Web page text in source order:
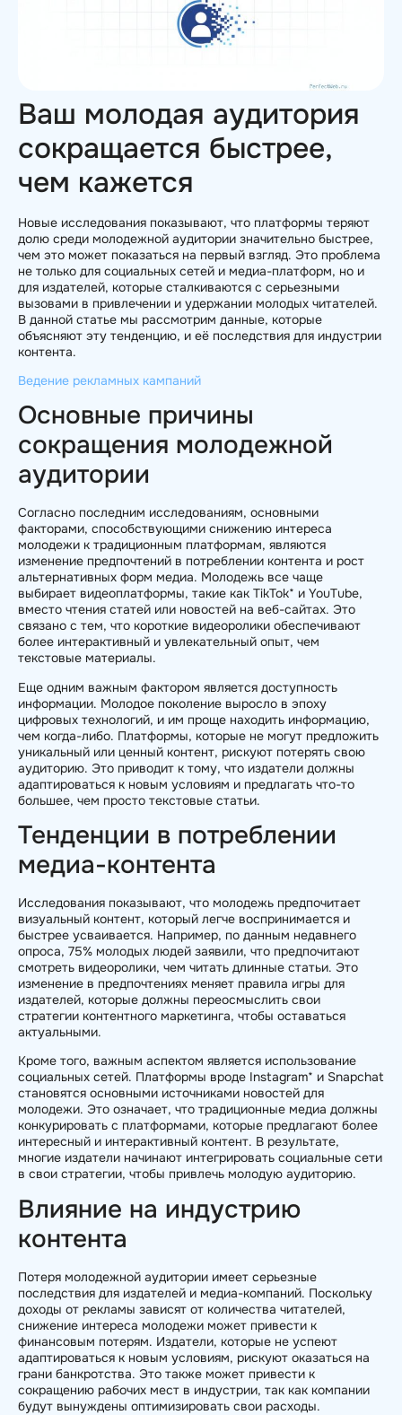
Ваш молодая аудитория
сокращается быстрее,
чем кажется
Новые исследования показывают, что платформы теряют
долю среди молодежной аудитории значительно быстрее,
чем это может показаться на первый взгляд. Это проблема
не только для социальных сетей и медиа-платформ, но и
для издателей, которые сталкиваются с серьезными
вызовами в привлечении и удержании молодых читателей.
В данной статье мы рассмотрим данные, которые
объясняют эту тенденцию, и её последствия для индустрии
контента.
Ведение рекламных кампаний
Основные причины
сокращения молодежной
аудитории
Согласно последним исследованиям, основными
факторами, способствующими снижению интереса
молодежи к традиционным платформам, являются
изменение предпочтений в потреблении контента и рост
альтернативных форм медиа. Молодежь все чаще
выбирает видеоплатформы, такие как TikTok* и YouTube,
вместо чтения статей или новостей на веб-сайтах. Это
связано с тем, что короткие видеоролики обеспечивают
более интерактивный и увлекательный опыт, чем
текстовые материалы.
Еще одним важным фактором является доступность
информации. Молодое поколение выросло в эпоху
цифровых технологий, и им проще находить информацию,
чем когда-либо. Платформы, которые не могут предложить
уникальный или ценный контент, рискуют потерять свою
аудиторию. Это приводит к тому, что издатели должны
адаптироваться к новым условиям и предлагать что-то
большее, чем просто текстовые статьи.
Тенденции в потреблении
медиа-контента
Исследования показывают, что молодежь предпочитает
визуальный контент, который легче воспринимается и
быстрее усваивается. Например, по данным недавнего
опроса, 75% молодых людей заявили, что предпочитают
смотреть видеоролики, чем читать длинные статьи. Это
изменение в предпочтениях меняет правила игры для
издателей, которые должны переосмыслить свои
стратегии контентного маркетинга, чтобы оставаться
актуальными.
Кроме того, важным аспектом является использование
социальных сетей. Платформы вроде Instagram* и Snapchat
становятся основными источниками новостей для
молодежи. Это означает, что традиционные медиа должны
конкурировать с платформами, которые предлагают более
интересный и интерактивный контент. В результате,
многие издатели начинают интегрировать социальные сети
в свои стратегии, чтобы привлечь молодую аудиторию.
Влияние на индустрию
контента
Потеря молодежной аудитории имеет серьезные
последствия для издателей и медиа-компаний. Поскольку
доходы от рекламы зависят от количества читателей,
снижение интереса молодежи может привести к
финансовым потерям. Издатели, которые не успеют
адаптироваться к новым условиям, рискуют оказаться на
грани банкротства. Это также может привести к
сокращению рабочих мест в индустрии, так как компании
будут вынуждены оптимизировать свои расходы.